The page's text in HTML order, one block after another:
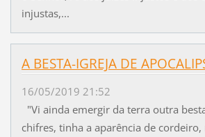
injustas,...
A BESTA-IGREJA DE
16/05/2019 21:52
"Vi ainda emergir da terra outra
chifres, tinha a aparência de